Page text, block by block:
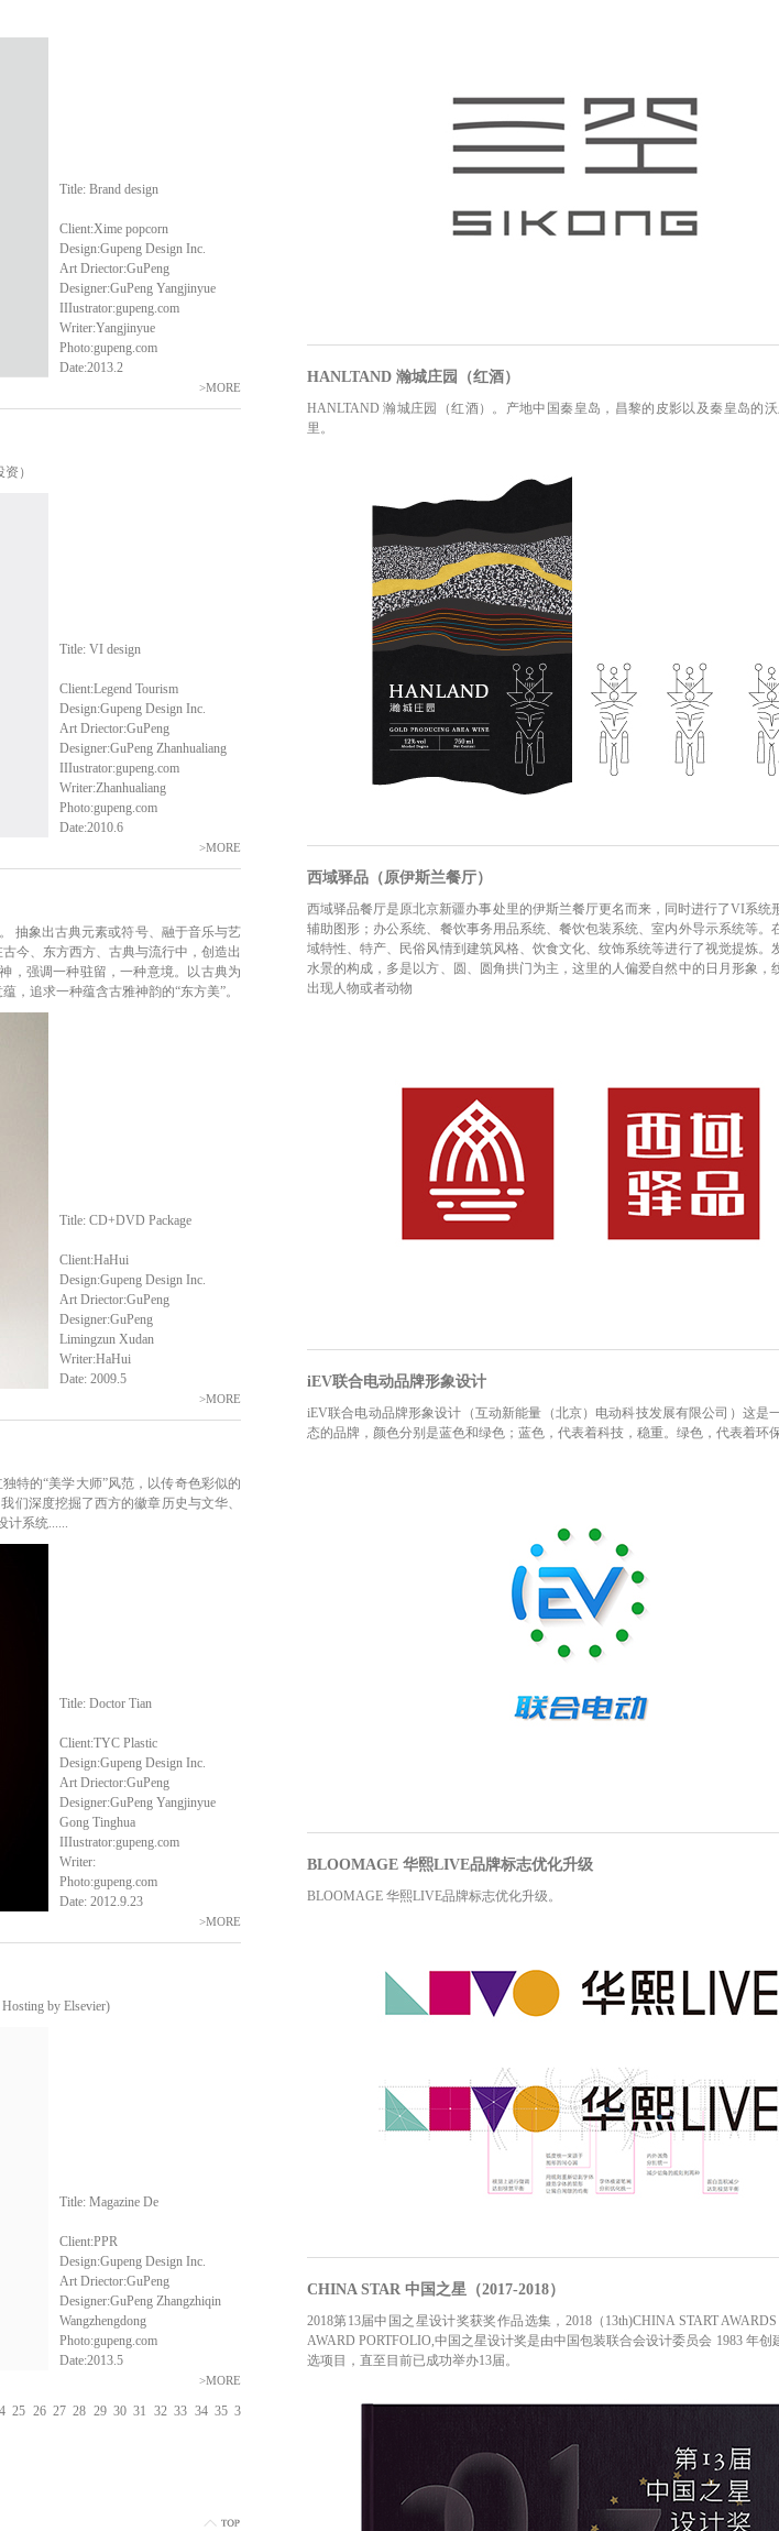
HANLTAND 瀚城庄园（红酒）
HANLTAND 瀚城庄园（红酒）。产地中国秦皇岛，昌黎的皮影以及秦皇岛的
里。
西域驿品（原伊斯兰餐厅）
西域驿品餐厅是原北京新疆办事处里的伊斯兰餐厅更名而来，同时进行了VI系
辅助图形；办公系统、餐饮事务用品系统、餐饮包装系统、室内外导示系统等
域特性、特产、民俗风情到建筑风格、饮食文化、纹饰系统等进行了视觉提炼
水景的构成，多是以方、圆、圆角拱门为主，这里的人偏爱自然中的日月形象
出现人物或者动物
iEV联合电动品牌形象设计
iEV联合电动品牌形象设计（互动新能量（北京）电动科技发展有限公司）这是
态的品牌，颜色分别是蓝色和绿色；蓝色，代表着科技，稳重。绿色，代表着环
BLOOMAGE 华熙LIVE品牌标志优化升级
BLOOMAGE 华熙LIVE品牌标志优化升级。
CHINA STAR 中国之星（2017-2018）
2018第13届中国之星设计奖获奖作品选集，2018（13th)CHINA START
AWARD PORTFOLIO,中国之星设计奖是由中国包装联合会设计委员会 1983 年
选项目，直至目前已成功举办13届。
Title: Brand design
Client:Xime popcorn
Design:Gupeng Design Inc.
Art Driector:GuPeng
Designer:GuPeng Yangjinyue
IIIustrator:gupeng.com
Writer:Yangjinyue
Photo:gupeng.com
Date:2013.2
>MORE
资）
Title: VI design
Client:Legend Tourism
Design:Gupeng Design Inc.
Art Driector:GuPeng
Designer:GuPeng Zhanhualiang
IIIustrator:gupeng.com
Writer:Zhanhualiang
Photo:gupeng.com
Date:2010.6
>MORE
抽象出古典元素或符号、融于音乐与艺
今、东方西方、古典与流行中，创造出
，强调一种驻留，一种意境。以古典为
，追求一种蕴含古雅神韵的“东方美”。
Title: CD+DVD Package
Client:HaHui
Design:Gupeng Design Inc.
Art Driector:GuPeng
Designer:GuPeng
Limingzun Xudan
Writer:HaHui
Date: 2009.5
>MORE
特的“美学大师”风范，以传奇色彩似的
们深度挖掘了西方的徽章历史与文华、
计系统......
Title: Doctor Tian
Client:TYC Plastic
Design:Gupeng Design Inc.
Art Driector:GuPeng
Designer:GuPeng Yangjinyue
Gong Tinghua
IIIustrator:gupeng.com
Writer:
Photo:gupeng.com
Date: 2012.9.23
>MORE
by Elsevier)
Title: Magazine De
Client:PPR
Design:Gupeng Design Inc.
Art Driector:GuPeng
Designer:GuPeng Zhangzhiqin
Wangzhengdong
Photo:gupeng.com
Date:2013.5
>MORE
25 26 27 28 29 30 31 32 33 34 35 3